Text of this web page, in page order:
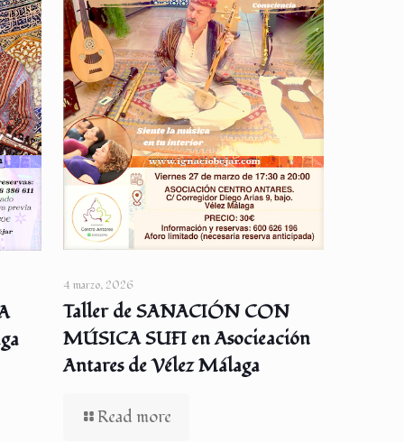
4 marzo, 2026
Taller de SANACIÓN CON
MÚSICA SUFI en Asocieación
Antares de Vélez Málaga
Read more